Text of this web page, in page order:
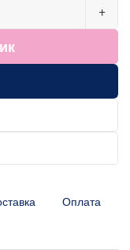
+
Оплата